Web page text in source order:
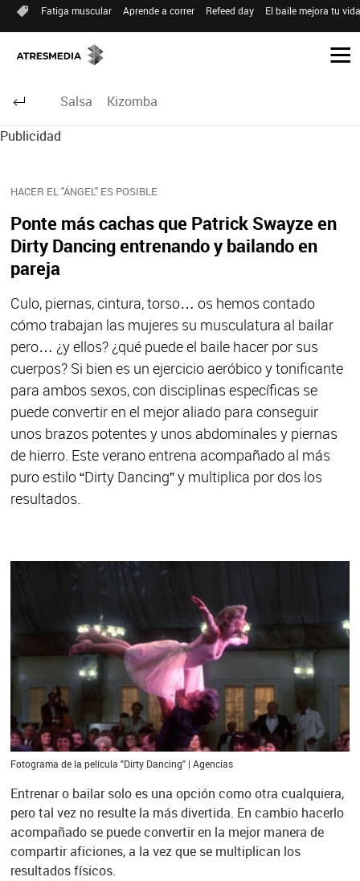
Fatiga muscular Aprende a correr Refeed day El baile mejora tu
Salsa
Kizomba
Publicidad
HACER EL "ÁNGEL" ES POSIBLE
Ponte más cachas que Patrick Swayze en
Dirty Dancing entrenando y bailando en
pareja
Culo, piernas, cintura, torso… os hemos contado
cómo trabajan las mujeres su musculatura al bailar
pero… ¿y ellos? ¿qué puede el baile hacer por sus
cuerpos? Si bien es un ejercicio aeróbico y tonificante
para ambos sexos, con disciplinas específicas se
puede convertir en el mejor aliado para conseguir
unos brazos potentes y unos abdominales y piernas
de hierro. Este verano entrena acompañado al más
puro estilo “Dirty Dancing” y multiplica por dos los
resultados.
Fotograma de la película "Dirty Dancing" | Agencias
Entrenar o bailar solo es una opción como otra cualquiera,
pero tal vez no resulte la más divertida. En cambio hacerlo
acompañado se puede convertir en la mejor manera de
compartir aficiones, a la vez que se multiplican los
resultados físicos.